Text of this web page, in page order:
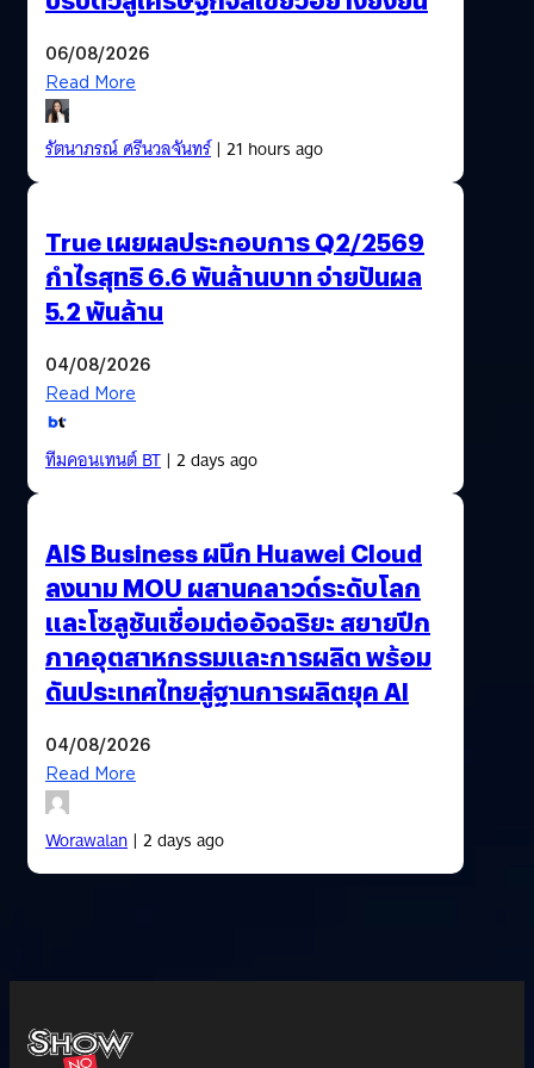
06/08/2026
Read More
รัตนาภรณ์ ศรีนวลจันทร์| 21 hours ago
True เผยผลประกอบการ Q2/2569
กำไรสุทธิ 6.6 พันล้านบาท จ่ายปันผล
5.2 พันล้าน
04/08/2026
Read More
ทีมคอนเทนต์ BT| 2 days ago
AIS Business ผนึก Huawei Cloud
ลงนาม MOU ผสานคลาวด์ระดับโลก
และโซลูชันเชื่อมต่ออัจฉริยะ สยายปีก
ภาคอุตสาหกรรมและการผลิต พร้อม
ดันประเทศไทยสู่ฐานการผลิตยุค AI
04/08/2026
Read More
Worawalan| 2 days ago